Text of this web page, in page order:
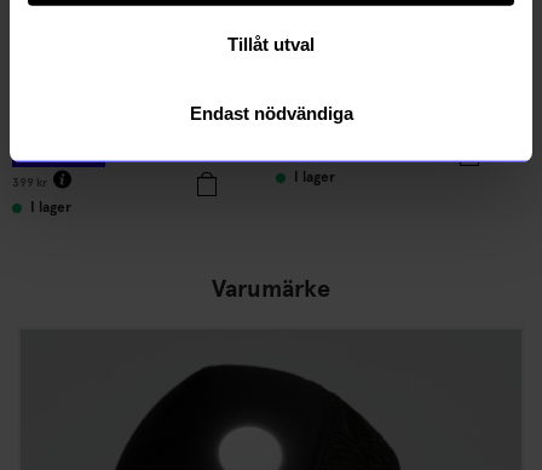
Tillåt utval
Endast nödvändiga
Termosmugg med handtag 1,18 L svart
399 kr
I lager
Blenda Bakmaskin Beige
I lager
Varumärke